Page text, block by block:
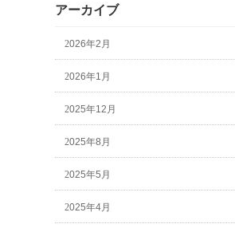
アーカイブ
2026年2月
2026年1月
2025年12月
2025年8月
2025年5月
2025年4月